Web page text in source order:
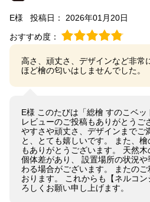
E様
投稿日： 2026年01月20日
おすすめ度：
高さ、頑丈さ、デザインなど非常
ほど檜の匂いはしませんでした。
E様 このたびは「総檜 すのこベッ
レビューのご投稿もありがとうご
やすさや頑丈さ、デザインまでご
と、とても嬉しいです。 また、
もありがとうございます。 天然
個体差があり、 設置場所の状況
わる場合がございます。 またの
おります。 これからも【ネルコ
ろしくお願い申し上げます。